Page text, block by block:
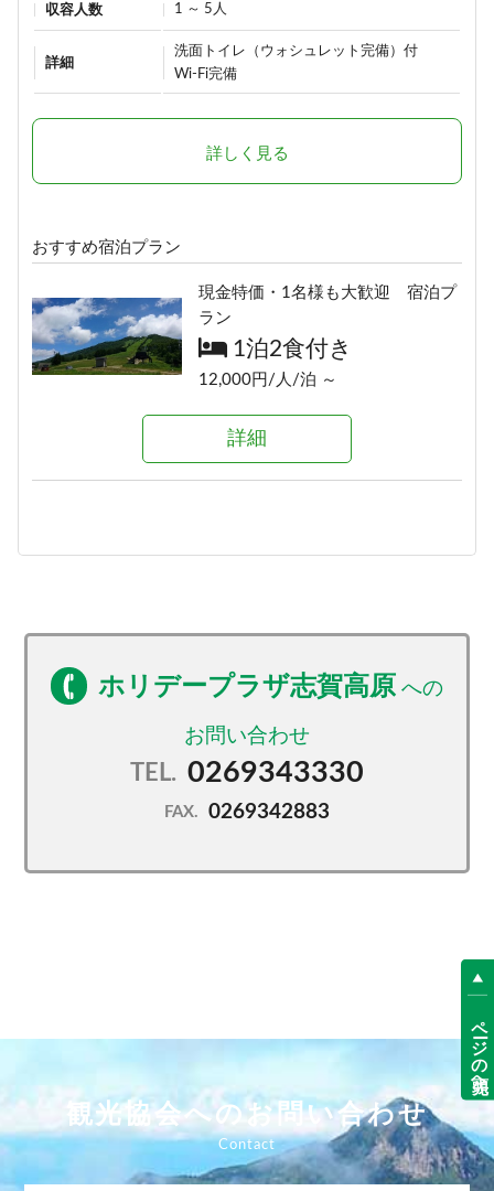
収容人数 1 ～ 5人
詳細
洗面トイレ（ウォシュレット完備）付
Wi-Fi完備
詳しく見る
おすすめ宿泊プラン
現金特価・1名様も大歓迎 宿泊プ
ラン
1泊2食付き
12,000円/人/泊 ～
詳細
ホリデープラザ志賀高原
TEL. 0269343330
FAX. 0269342883
観光協会へのお問い合わせ
ページの先頭へ